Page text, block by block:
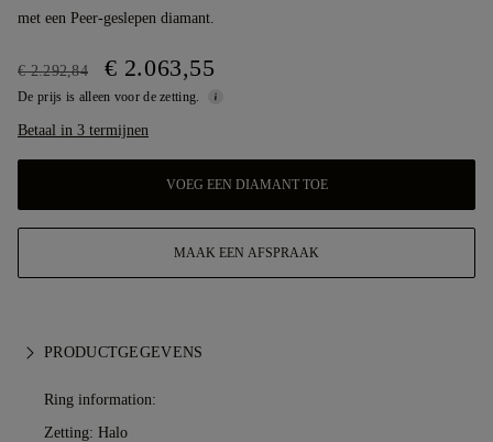
met een Peer-geslepen diamant.
€ 2.292,84 € 2.063,55
De prijs is alleen voor de zetting.
Betaal in 3 termijnen
VOEG EEN DIAMANT TOE
MAAK EEN AFSPRAAK
PRODUCTGEGEVENS
Ring information:
Zetting: Halo